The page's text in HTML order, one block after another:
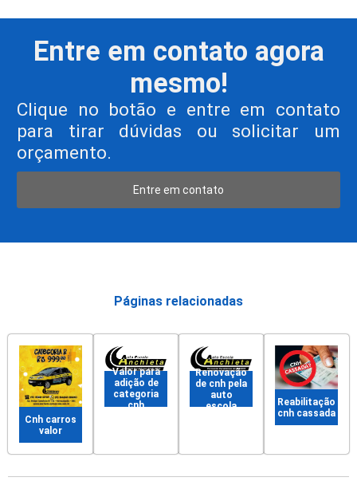
Entre em contato agora
mesmo!
Clique no botão e entre em contato
para tirar dúvidas ou solicitar um
orçamento.
Entre em contato
Páginas relacionadas
Cnh carros
valor
Valor para
adição de
categoria
cnh
Renovação
de cnh pela
auto
escola
Reabilitação
cnh cassada